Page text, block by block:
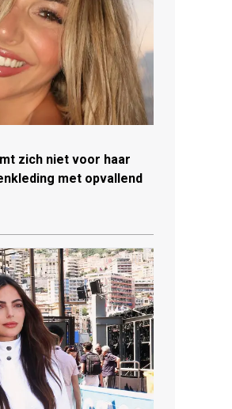
zich niet voor haar
met opvallend